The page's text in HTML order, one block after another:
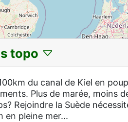
topo
du canal de Kiel en
Plus de marée, moins
Rejoindre la Suède
en pleine mer...